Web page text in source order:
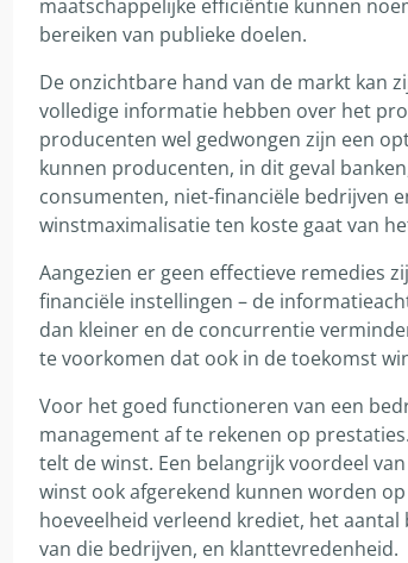
maatschappelijke efficiëntie kunnen
bereiken van publieke doelen.
De onzichtbare hand van de markt kan
volledige informatie hebben over het
producenten wel gedwongen zijn een
kunnen producenten, in dit geval
consumenten, niet-financiële bedrijven
winstmaximalisatie ten koste gaat van
Aangezien er geen effectieve remedies
financiële instellingen – de
dan kleiner en de concurrentie
te voorkomen dat ook in de toekomst
Voor het goed functioneren van een
management af te rekenen op
telt de winst. Een belangrijk voordeel
winst ook afgerekend kunnen worden
hoeveelheid verleend krediet, het
van die bedrijven, en klanttevredenheid.